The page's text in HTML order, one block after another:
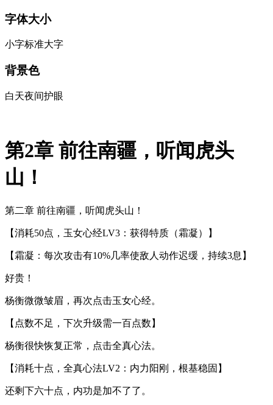
字体大小
小字标准大字
背景色
白天夜间护眼
第2章 前往南疆，听闻虎头
山！
第二章 前往南疆，听闻虎头山！
【消耗50点，玉女心经LV3：获得特质（霜凝）】
【霜凝：每次攻击有10%几率使敌人动作迟缓，持续3息】
好贵！
杨衡微微皱眉，再次点击玉女心经。
【点数不足，下次升级需一百点数】
杨衡很快恢复正常，点击全真心法。
【消耗十点，全真心法LV2：内力阳刚，根基稳固】
还剩下六十点，内功是加不了了。